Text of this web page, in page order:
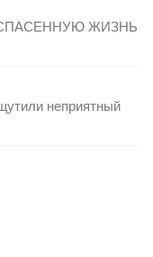
ЖИЗНЬ
неприятный